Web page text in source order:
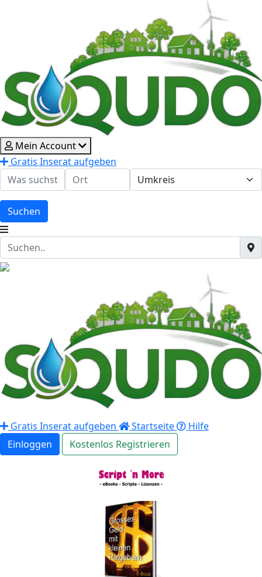
Mein Account
Gratis Inserat aufgeben
Suchen
Gratis Inserat aufgeben Startseite
Hilfe
Einloggen
Kostenlos Registrieren